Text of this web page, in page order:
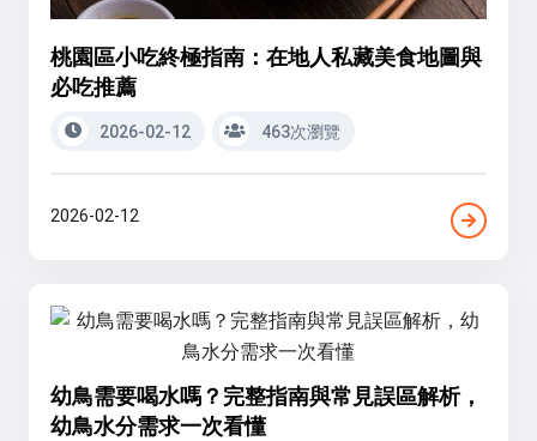
桃園區小吃終極指南：在地人私藏美食地圖與
必吃推薦
2026-02-12 463次瀏覽
2026-02-12
幼鳥需要喝水嗎？完整指南與常見誤區解析，
幼鳥水分需求一次看懂